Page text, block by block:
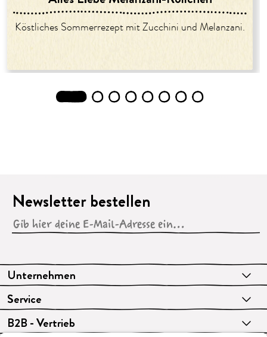
Köstliches Sommerrezept mit Zucchini und Melanzani.
2 3 4 5 6 7 8
Unternehmen
Service
B2B - Vertrieb
Newsletter bestellen